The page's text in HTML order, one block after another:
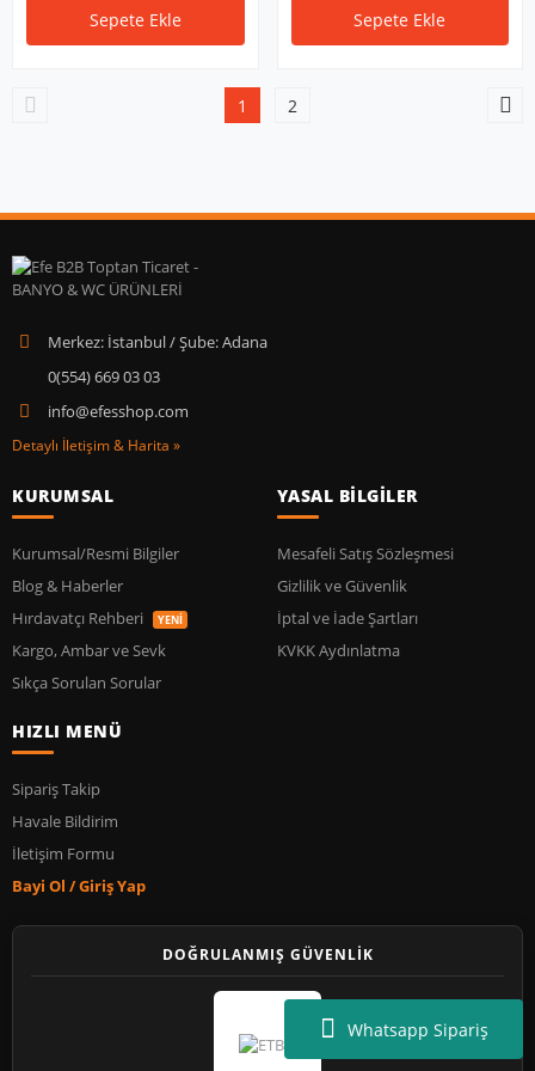
Whatsapp Sipariş
Sepete Ekle Sepete Ekle
1 2
Merkez: İstanbul / Şube: Adana
0(554) 669 03 03
info@efesshop.com
Detaylı İletişim & Harita »
KURUMSAL
Kurumsal/Resmi Bilgiler
Blog & Haberler
Hırdavatçı Rehberi
YENİ
Kargo, Ambar ve Sevk
Sıkça Sorulan Sorular
YASAL BİLGİLER
Mesafeli Satış Sözleşmesi
Gizlilik ve Güvenlik
İptal ve İade Şartları
KVKK Aydınlatma
HIZLI MENÜ
Sipariş Takip
Havale Bildirim
İletişim Formu
Bayi Ol / Giriş Yap
DOĞRULANMIŞ GÜVENLİK